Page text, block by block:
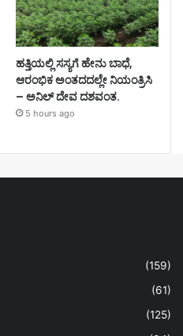
ಹತ್ತಿಯಲ್ಲಿ ಸಸ್ಯಗೆ ಹೇನು ಬಾಧೆ,
ಆರಂಭಿಕ ಅಂತದದಲ್ಲೇ ನಿಯಂತ್ರಿಸಿ
– ಅನಿಲ್ ದೇವ ದಶವಂತ.
5 hours ago
(159)
(61)
(125)